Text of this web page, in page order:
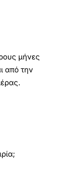
μήνες
από την